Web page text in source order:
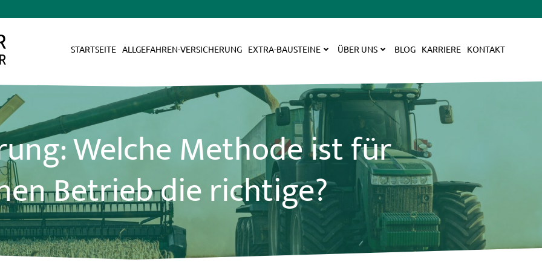
STARTSEITE ALLGEFAHREN-VERSICHERUNG EXTRA-BAUSTEINE ÜBER UNS BLOG KARRIERE KONTAKT
Welche Methode ist für
Betrieb die richtige?